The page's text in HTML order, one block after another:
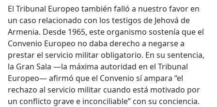
El Tribunal Europeo también falló a nuestro favor en
un caso relacionado con los testigos de Jehová de
Armenia. Desde 1965, este organismo sostenía que el
Convenio Europeo no daba derecho a negarse a
prestar el servicio militar obligatorio. En su sentencia,
la Gran Sala —la máxima autoridad en el Tribunal
Europeo⁠— afirmó que el Convenio sí ampara “el
rechazo al servicio militar cuando está motivado por
un conflicto grave e inconciliable” con su conciencia.